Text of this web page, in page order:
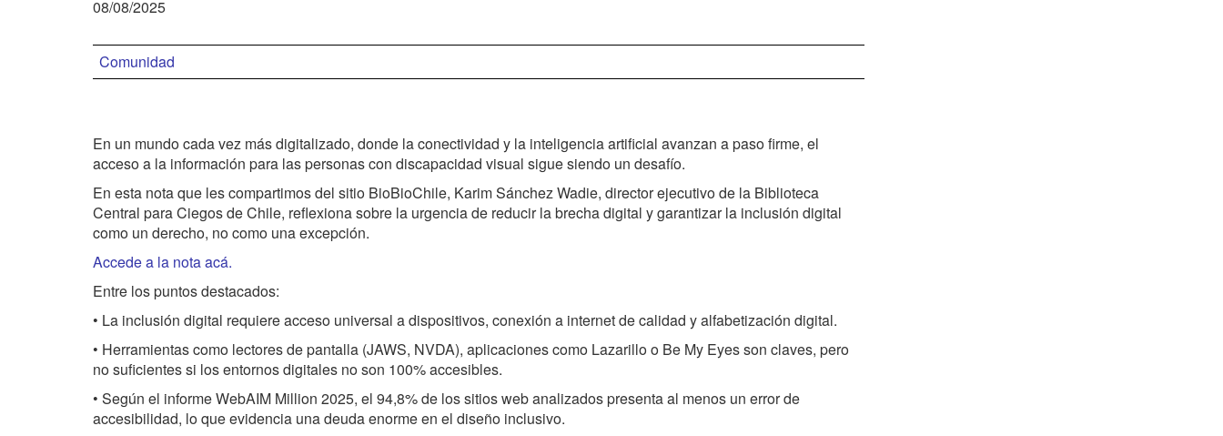
08/08/2025
Comunidad
En un mundo cada vez más digitalizado, donde la conectividad y la inteligencia artificial avanzan a paso firme, el
acceso a la información para las personas con discapacidad visual sigue siendo un desafío.
En esta nota que les compartimos del sitio BioBioChile, Karim Sánchez Wadie, director ejecutivo de la Biblioteca
Central para Ciegos de Chile, reflexiona sobre la urgencia de reducir la brecha digital y garantizar la inclusión digital
como un derecho, no como una excepción.
Accede a la nota acá.
Entre los puntos destacados:
• La inclusión digital requiere acceso universal a dispositivos, conexión a internet de calidad y alfabetización digital.
• Herramientas como lectores de pantalla (JAWS, NVDA), aplicaciones como Lazarillo o Be My Eyes son claves, pero
no suficientes si los entornos digitales no son 100% accesibles.
• Según el informe WebAIM Million 2025, el 94,8% de los sitios web analizados presenta al menos un error de
accesibilidad, lo que evidencia una deuda enorme en el diseño inclusivo.